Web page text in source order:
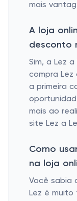
mais
A loja
desconto
Sim, a Lez
compra Lez
a primeira
mais ao
site Lez a
Como
na loja
Você sabia
Lez é muito